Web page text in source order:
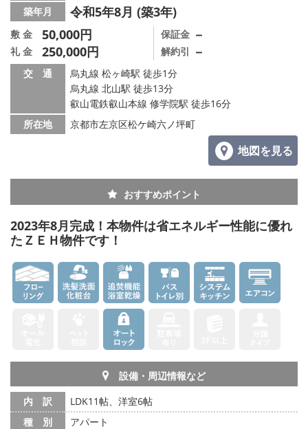
会社概要
メールでお問い合わせ
築年月 令和5年8月 (築3年)
敷 金 50,000円
礼 金 250,000円
保証金 －
解約引 －
交 通
烏丸線 松ヶ崎駅 徒歩1分
烏丸線 北山駅 徒歩13分
叡山電鉄叡山本線 修学院駅 徒歩16分
所在地
京都市左京区松ケ崎六ノ坪町
地図を見る
おすすめポイント
2023年8月完成！本物件は省エネルギー性能に優れ
たＺＥＨ物件です！
設備・周辺情報など
内 訳
LDK11帖、洋室6帖
種 別
アパート